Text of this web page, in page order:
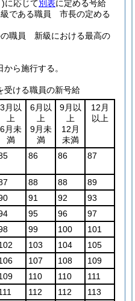
)に応じて別表に定める号給
級である職員 市長の定める
の職員 新級における最高の
ら施行する。
ける職員の新号給
3月以
上
6月未
満
6月以
上
9月未
満
9月以
上
12月
未満
12月
以上
86 86 87
88 88
89
91 92
93
95 96
97
99 100
101
103 104
105
107 108
109
110 110
111
112 112
113